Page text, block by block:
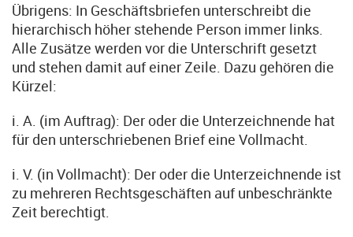
Übrigens: In Geschäftsbriefen unterschreibt die
hierarchisch höher stehende Person immer links.
Alle Zusätze werden vor die Unterschrift gesetzt
und stehen damit auf einer Zeile. Dazu gehören die
Kürzel:
i. A. (im Auftrag): Der oder die Unterzeichnende hat
für den unterschriebenen Brief eine Vollmacht.
i. V. (in Vollmacht): Der oder die Unterzeichnende ist
zu mehreren Rechtsgeschäften auf unbeschränkte
Zeit berechtigt.